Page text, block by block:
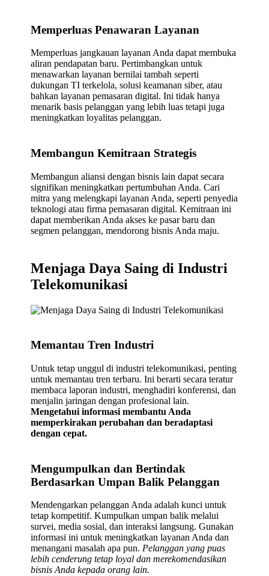
Memperluas Penawaran Layanan
Memperluas jangkauan layanan Anda dapat membuka
aliran pendapatan baru. Pertimbangkan untuk
menawarkan layanan bernilai tambah seperti
dukungan TI terkelola, solusi keamanan siber, atau
bahkan layanan pemasaran digital. Ini tidak hanya
menarik basis pelanggan yang lebih luas tetapi juga
meningkatkan loyalitas pelanggan.
Membangun Kemitraan Strategis
Membangun aliansi dengan bisnis lain dapat secara
signifikan meningkatkan pertumbuhan Anda. Cari
mitra yang melengkapi layanan Anda, seperti penyedia
teknologi atau firma pemasaran digital. Kemitraan ini
dapat memberikan Anda akses ke pasar baru dan
segmen pelanggan, mendorong bisnis Anda maju.
Menjaga Daya Saing di Industri
Telekomunikasi
Memantau Tren Industri
Untuk tetap unggul di industri telekomunikasi, penting
untuk memantau tren terbaru. Ini berarti secara teratur
membaca laporan industri, menghadiri konferensi, dan
menjalin jaringan dengan profesional lain.
Mengetahui informasi membantu Anda
memperkirakan perubahan dan beradaptasi
dengan cepat.
Mengumpulkan dan Bertindak
Berdasarkan Umpan Balik Pelanggan
Mendengarkan pelanggan Anda adalah kunci untuk
tetap kompetitif. Kumpulkan umpan balik melalui
survei, media sosial, dan interaksi langsung. Gunakan
informasi ini untuk meningkatkan layanan Anda dan
menangani masalah apa pun.Pelanggan yang puas
lebih cenderung tetap loyal dan merekomendasikan
bisnis Anda kepada orang lain.